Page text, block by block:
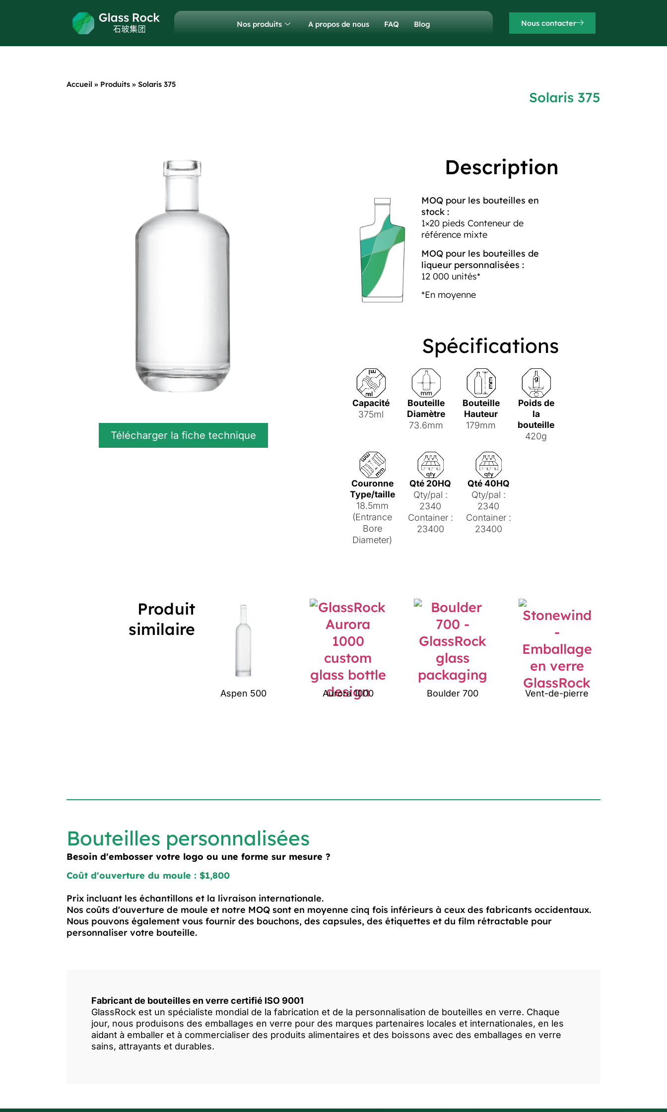
Nos produits A propos de nous FAQ Blog Nous contacter
Accueil » Produits »Solaris 375
Solaris 375
Télécharger la fiche technique
Description
MOQ pour les bouteilles en
stock :
1×20 pieds Conteneur de
référence mixte
MOQ pour les bouteilles de
liqueur personnalisées :
12 000 unités*
*En moyenne
Spécifications
Capacité
375ml
Bouteille
Diamètre
73.6mm
Bouteille
Hauteur
179mm
Poids de
la
bouteille
420g
Couronne
Type/taille
18.5mm
(Entrance
Bore
Diameter)
Qté 20HQ
Qty/pal :
2340
Container :
23400
Qté 40HQ
Qty/pal :
2340
Container :
23400
Produit
similaire
Aspen 500 Aurora 1000 Boulder 700 Vent-de-pierre
Bouteilles personnalisées
Besoin d'embosser votre logo ou une forme sur mesure ?
Coût d'ouverture du moule : $1,800
Prix incluant les échantillons et la livraison internationale.
Nos coûts d'ouverture de moule et notre MOQ sont en moyenne cinq fois inférieurs à ceux des fabricants occidentaux.
Nous pouvons également vous fournir des bouchons, des capsules, des étiquettes et du film rétractable pour
personnaliser votre bouteille.
Fabricant de bouteilles en verre certifié ISO 9001
GlassRock est un spécialiste mondial de la fabrication et de la personnalisation de bouteilles en verre. Chaque
jour, nous produisons des emballages en verre pour des marques partenaires locales et internationales, en les
aidant à emballer et à commercialiser des produits alimentaires et des boissons avec des emballages en verre
sains, attrayants et durables.